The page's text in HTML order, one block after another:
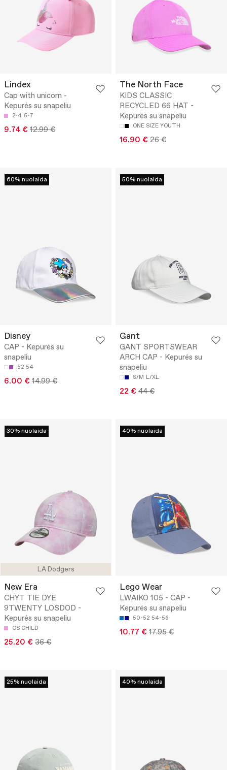
Lindex
Cap with unicorn -
Kepurės su snapeliu
2-4 5-7
9.74 € 12.99 €
The North Face
KIDS CLASSIC
RECYCLED 66 HAT -
Kepurės su snapeliu
ONE SIZE YOUTH
16.90 € 26 €
60% nuolaida
Disney
CAP - Kepurės su
snapeliu
52 54
6.00 € 14.99 €
50% nuolaida
Gant
GANT SPORTSWEAR
ARCH CAP - Kepurės su
snapeliu
S/M L/XL
22 € 44 €
LA Dodgers
30% nuolaida
New Era
CHYT TIE DYE
9TWENTY LOSDOD -
Kepurės su snapeliu
OS CHILD
25.20 € 36 €
40% nuolaida
Lego Wear
LWAIKO 105 - CAP -
Kepurės su snapeliu
50-52 54-56
10.77 € 17.95 €
25% nuolaida 40% nuolaida